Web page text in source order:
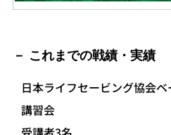
これまでの戦績・実績
日本ライフセービング協会
講習会